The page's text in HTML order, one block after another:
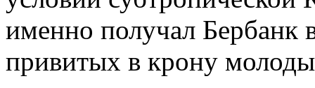
именно получал Бербанк
привитых в крону